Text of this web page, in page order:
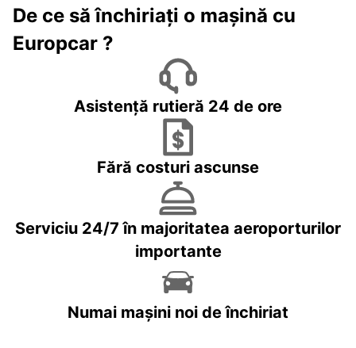
De ce să închiriați o mașină cu
Europcar ?
Asistență rutieră 24 de ore
Fără costuri ascunse
Serviciu 24/7 în majoritatea aeroporturilor
importante
Numai mașini noi de închiriat